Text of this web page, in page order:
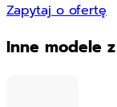
Zapytaj o ofertę
Inne modele